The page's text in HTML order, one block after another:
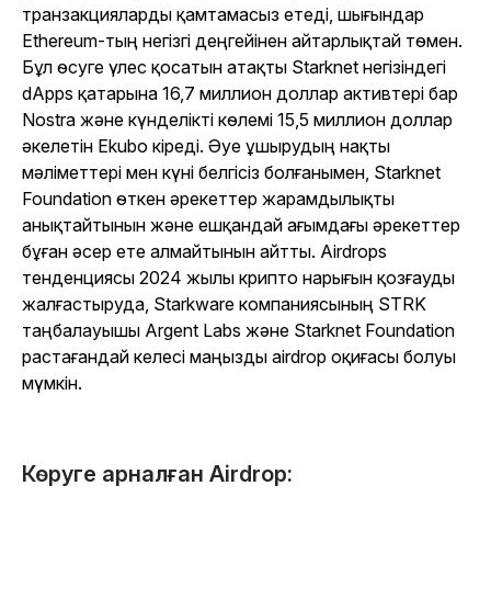
транзакцияларды қамтамасыз етеді, шығындар
Ethereum-тың негізгі деңгейінен айтарлықтай төмен.
Бұл өсуге үлес қосатын атақты Starknet негізіндегі
dApps қатарына 16,7 миллион доллар активтері бар
Nostra және күнделікті көлемі 15,5 миллион доллар
әкелетін Ekubo кіреді. Әуе ұшырудың нақты
мәліметтері мен күні белгісіз болғанымен, Starknet
Foundation өткен әрекеттер жарамдылықты
анықтайтынын және ешқандай ағымдағы әрекеттер
бұған әсер ете алмайтынын айтты. Airdrops
тенденциясы 2024 жылы крипто нарығын қозғауды
жалғастыруда, Starkware компаниясының STRK
таңбалауышы Argent Labs және Starknet Foundation
растағандай келесі маңызды airdrop оқиғасы болуы
мүмкін.
Көруге арналған Airdrop: